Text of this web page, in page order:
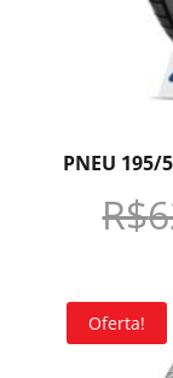
PNEU 195/
R$
Oferta!